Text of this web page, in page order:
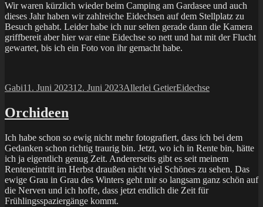
Wir waren kürzlich wieder beim Camping am Gardasee und auch
dieses Jahr haben wir zahlreiche Eidechsen auf dem Stellplatz zu
Besuch gehabt. Leider habe ich nur selten gerade dann die Kamera
griffbereit aber hier war eine Eidechse so nett und hat mit der Flucht
gewartet, bis ich ein Foto von ihr gemacht habe.
Autor
GabiVeröffentlicht
11. Juni 202312. Juni 2023Kategorien
Allerlei GetierSchlagwörter
Eidechse
Orchideen
Ich habe schon so ewig nicht mehr fotografiert, dass ich bei dem
Gedanken schon richtig traurig bin. Jetzt, wo ich in Rente bin, hätte
ich ja eigentlich genug Zeit. Andererseits gibt es seit meinem
Renteneintritt im Herbst draußen nicht viel Schönes zu sehen. Das
ewige Grau in Grau des Winters geht mir so langsam ganz schön auf
die Nerven und ich hoffe, dass jetzt endlich die Zeit für
Frühlingsspaziergänge kommt.